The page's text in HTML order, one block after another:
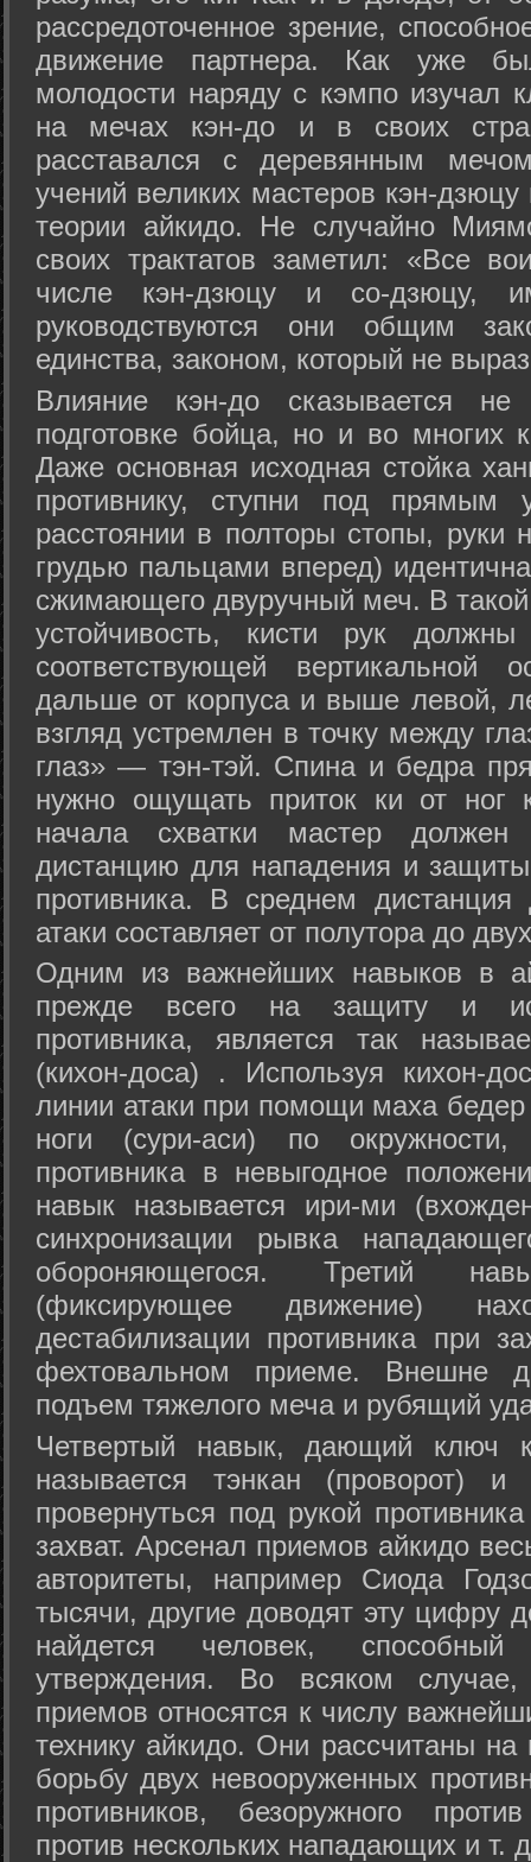
рассредоточенное зрение,
движение партнера. Как уже
молодости наряду с кэмпо изучал
на мечах кэн-до и в своих
расставался с деревянным
учений великих мастеров кэн-
теории айкидо. Не случайно
своих трактатов заметил: «Все
числе кэн-дзюцу и со-дзюцу,
руководствуются они общим
единства, законом, который не
Влияние кэн-до сказывается не
подготовке бойца, но и во многих
Даже основная исходная стойка
противнику, ступни под прямым
расстоянии в полторы стопы, руки
грудью пальцами вперед)
сжимающего двуручный меч. В
устойчивость, кисти рук
соответствующей
дальше от корпуса и выше левой,
взгляд устремлен в точку между
глаз» — тэн-тэй. Спина и бедра
нужно ощущать приток ки от
начала схватки мастер должен
дистанцию для нападения и
противника. В среднем
атаки составляет от полутора до
Одним из важнейших навыков в
прежде всего на защиту и
противника, является так
(кихон-доса) . Используя кихон-
линии атаки при помощи маха
ноги (сури-аси) по
противника в невыгодное
навык называется ири-ми
синхронизации рывка
обороняющегося. Третий
(фиксирующее движение)
дестабилизации противника при
фехтовальном приеме. Внешне
подъем тяжелого меча и рубящий
Четвертый навык, дающий ключ
называется тэнкан (проворот)
провернуться под рукой
захват. Арсенал приемов айкидо
авторитеты, например Сиода
тысячи, другие доводят эту цифру
найдется человек,
утверждения. Во всяком
приемов относятся к числу
технику айкидо. Они рассчитаны
борьбу двух невооруженных
противников, безоружного
против нескольких нападающих и т.